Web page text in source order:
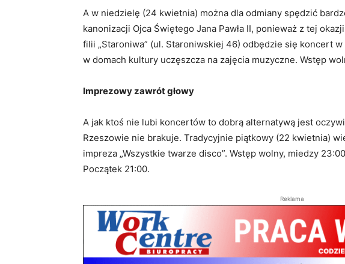
A w niedzielę (24 kwietnia) można dla odmiany spędzić
kanonizacji Ojca Świętego Jana Pawła II, ponieważ z tej
filii „Staroniwa” (ul. Staroniwskiej 46) odbędzie się koncert
w domach kultury uczęszcza na zajęcia muzyczne. Wstęp
Imprezowy zawrót głowy
A jak ktoś nie lubi koncertów to dobrą alternatywą jest
Rzeszowie nie brakuje. Tradycyjnie piątkowy (22 kwietnia)
impreza „Wszystkie twarze disco”. Wstęp wolny, miedzy
Początek 21:00.
Reklama